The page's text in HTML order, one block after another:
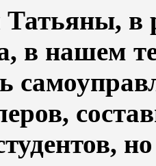
в
в нашем